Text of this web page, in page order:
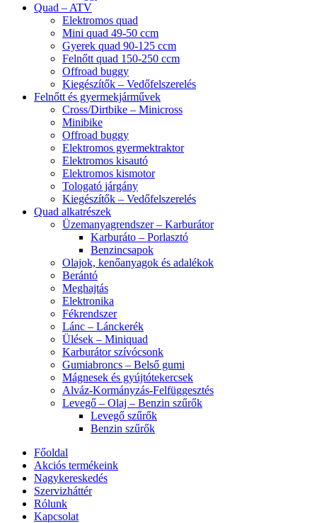
Quad – ATV
Elektromos quad
Mini quad 49-50 ccm
Gyerek quad 90-125 ccm
Felnőtt quad 150-250 ccm
Offroad buggy
Kiegészítők – Vedőfelszerelés
Felnőtt és gyermekjárművek
Cross/Dirtbike – Minicross
Minibike
Offroad buggy
Elektromos gyermektraktor
Elektromos kisautó
Elektromos kismotor
Tologató járgány
Kiegészítők – Vedőfelszerelés
Quad alkatrészek
Üzemanyagrendszer – Karburátor
Karburáto – Porlasztó
Benzincsapok
Olajok, kenőanyagok és adalékok
Berántó
Meghajtás
Elektronika
Fékrendszer
Lánc – Lánckerék
Ülések – Miniquad
Karburátor szívócsonk
Gumiabroncs – Belső gumi
Mágnesek és gyújtótekercsek
Alváz-Kormányzás-Felfüggesztés
Levegő – Olaj – Benzin szűrők
Levegő szűrők
Benzin szűrők
Főoldal
Akciós termékeink
Nagykereskedés
Szervizháttér
Rólunk
Kapcsolat